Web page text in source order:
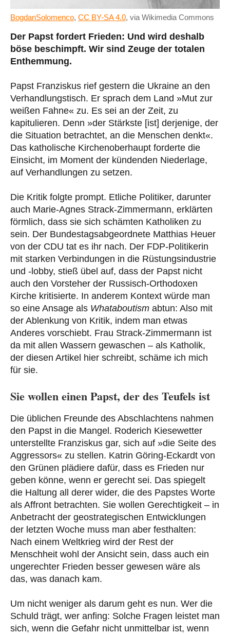
BogdanSolomenco, CC BY-SA 4.0, via Wikimedia Commons
Der Papst fordert Frieden: Und wird deshalb
böse beschimpft. Wir sind Zeuge der totalen
Enthemmung.
Papst Franziskus rief gestern die Ukraine an den
Verhandlungstisch. Er sprach dem Land »Mut zur
weißen Fahne« zu. Es sei an der Zeit, zu
kapitulieren. Denn »der Stärkste [ist] derjenige, der
die Situation betrachtet, an die Menschen denkt«.
Das katholische Kirchenoberhaupt forderte die
Einsicht, im Moment der kündenden Niederlage,
auf Verhandlungen zu setzen.
Die Kritik folgte prompt. Etliche Politiker, darunter
auch Marie-Agnes Strack-Zimmermann, erklärten
förmlich, dass sie sich schämten Katholiken zu
sein. Der Bundestagsabgeordnete Matthias Heuer
von der CDU tat es ihr nach. Der FDP-Politikerin
mit starken Verbindungen in die Rüstungsindustrie
und -lobby, stieß übel auf, dass der Papst nicht
auch den Vorsteher der Russisch-Orthodoxen
Kirche kritisierte. In anderem Kontext würde man
so eine Ansage als Whataboutism abtun: Also mit
der Ablenkung von Kritik, indem man etwas
Anderes vorschiebt. Frau Strack-Zimmermann ist
da mit allen Wassern gewaschen – als Katholik,
der diesen Artikel hier schreibt, schäme ich mich
für sie.
Sie wollen einen Papst, der des Teufels ist
Die üblichen Freunde des Abschlachtens nahmen
den Papst in die Mangel. Roderich Kiesewetter
unterstellte Franziskus gar, sich auf »die Seite des
Aggressors« zu stellen. Katrin Göring-Eckardt von
den Grünen plädiere dafür, dass es Frieden nur
geben könne, wenn er gerecht sei. Das spiegelt
die Haltung all derer wider, die des Papstes Worte
als Affront betrachten. Sie wollen Gerechtigkeit – in
Anbetracht der geostrategischen Entwicklungen
der letzten Woche muss man aber festhalten:
Nach einem Weltkrieg wird der Rest der
Menschheit wohl der Ansicht sein, dass auch ein
ungerechter Frieden besser gewesen wäre als
das, was danach kam.
Um nicht weniger als darum geht es nun. Wer die
Schuld trägt, wer anfing: Solche Fragen leistet man
sich, wenn die Gefahr nicht unmittelbar ist, wenn